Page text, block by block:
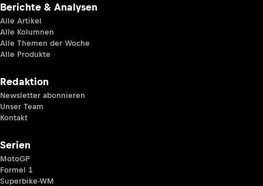
Berichte & Analysen
Alle Artikel
Alle Kolumnen
Alle Themen der Woche
Alle Produkte
Redaktion
Newsletter abonnieren
Unser Team
Kontakt
Serien
MotoGP
Formel 1
Superbike-WM